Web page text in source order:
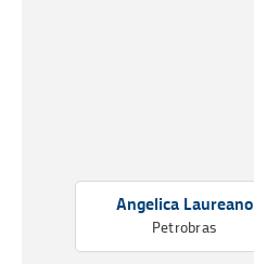
Angelica Laureano
Petrobras